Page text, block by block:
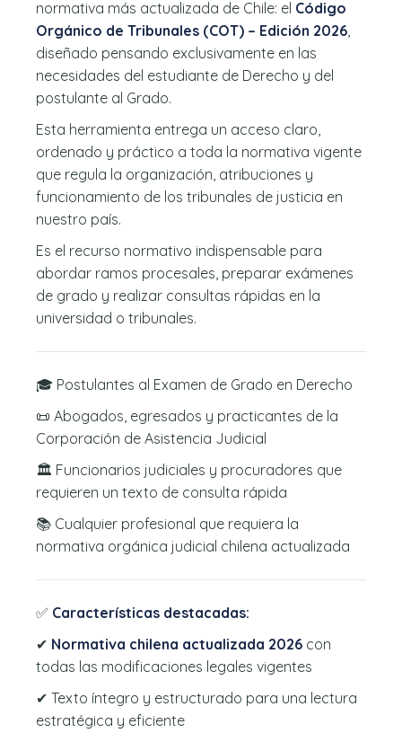
normativa más actualizada de Chile: el Código
Orgánico de Tribunales (COT) – Edición 2026,
diseñado pensando exclusivamente en las
necesidades del estudiante de Derecho y del
postulante al Grado.
Esta herramienta entrega un acceso claro,
ordenado y práctico a toda la normativa vigente
que regula la organización, atribuciones y
funcionamiento de los tribunales de justicia en
nuestro país.
Es el recurso normativo indispensable para
abordar ramos procesales, preparar exámenes
de grado y realizar consultas rápidas en la
universidad o tribunales.
🎓 Postulantes al Examen de Grado en Derecho
📜 Abogados, egresados y practicantes de la
Corporación de Asistencia Judicial
🏛️ Funcionarios judiciales y procuradores que
requieren un texto de consulta rápida
📚 Cualquier profesional que requiera la
normativa orgánica judicial chilena actualizada
✅ Características destacadas:
✔ Normativa chilena actualizada 2026 con
todas las modificaciones legales vigentes
✔ Texto íntegro y estructurado para una lectura
estratégica y eficiente